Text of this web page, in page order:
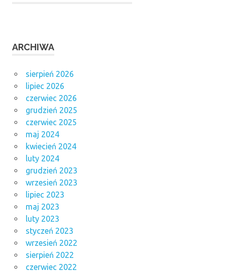
ARCHIWA
sierpień 2026
lipiec 2026
czerwiec 2026
grudzień 2025
czerwiec 2025
maj 2024
kwiecień 2024
luty 2024
grudzień 2023
wrzesień 2023
lipiec 2023
maj 2023
luty 2023
styczeń 2023
wrzesień 2022
sierpień 2022
czerwiec 2022